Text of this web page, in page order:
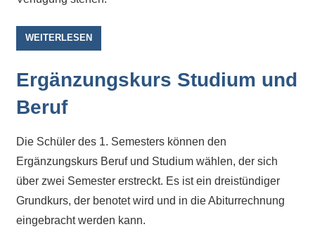
Information
stehen
am
jeder
Seite
verschiedene
Suche
WEITERLESEN
Ergänzungskurs Studium und
Beruf
Die Schüler des 1. Semesters können den
Ergänzungskurs Beruf und Studium wählen, der sich
über zwei Semester erstreckt. Es ist ein dreistündiger
Grundkurs, der benotet wird und in die Abiturrechnung
eingebracht werden kann.